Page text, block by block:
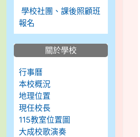
學校社團、課後照顧班
報名
關於學校
行事曆
本校概況
地理位置
現任校長
115教室位置圖
大成校歌演奏